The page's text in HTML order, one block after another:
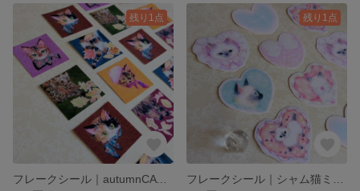
残り1点
フレークシール｜autumnCAT✵18枚入り
残り1点